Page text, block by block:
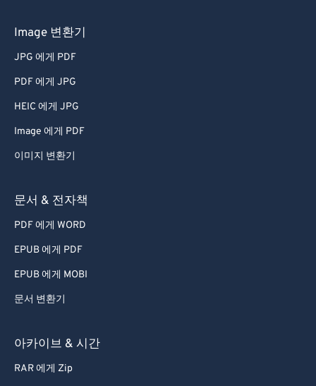
Image 변환기
JPG 에게 PDF
PDF 에게 JPG
HEIC 에게 JPG
Image 에게 PDF
이미지 변환기
문서 & 전자책
PDF 에게 WORD
EPUB 에게 PDF
EPUB 에게 MOBI
문서 변환기
아카이브 & 시간
RAR 에게 Zip